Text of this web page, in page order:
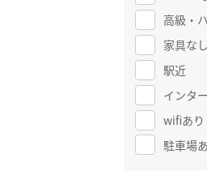
高級・
家具な
駅近
インタ
wifiあり
駐車場